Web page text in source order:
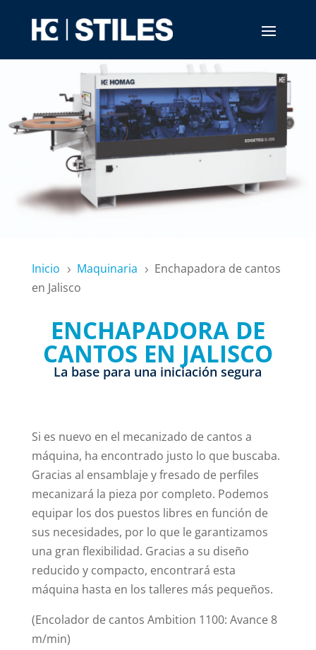
Inicio 5 Maquinaria 5
Enchapadora de cantos
en Jalisco
ENCHAPADORA DE
CANTOS EN JALISCO
La base para una iniciación segura
Si es nuevo en el mecanizado de cantos a
máquina, ha encontrado justo lo que buscaba.
Gracias al ensamblaje y fresado de perfiles
mecanizará la pieza por completo. Podemos
equipar los dos puestos libres en función de
sus necesidades, por lo que le garantizamos
una gran flexibilidad. Gracias a su diseño
reducido y compacto, encontrará esta
máquina hasta en los talleres más pequeños.
(Encolador de cantos Ambition 1100: Avance 8
m/min)